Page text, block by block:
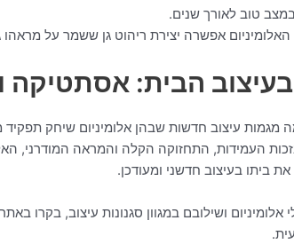
טוב לאורך שנים.
האלומיניום אפשרה יצירת ריהוט גן ששמר על
בעיצוב הבית: אסתטיקה
עמה מגמות עיצוב חדשות שבהן אלומיניום שיחק
העמידות, התחזוקה הקלה והמראה המודרני,
ביתו בעיצוב חדשני ומעודכן.
אלומיניום ושילובם במגוון סגנונות עיצוב, בקרו באתר